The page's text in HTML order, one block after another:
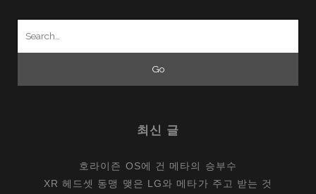
최신 글
호라이즌 OS에 건 메타의 승부수
XR 헤드셋 동맹 맺은 LG와 메타가 주고 받는 것